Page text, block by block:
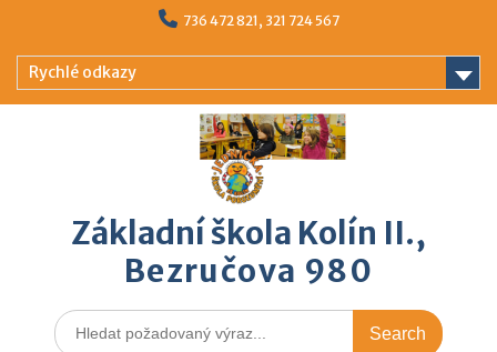
content
736 472 821, 321 724 567
Rychlé odkazy
Základní škola Kolín II.,
Bezručova 980
Search
for: